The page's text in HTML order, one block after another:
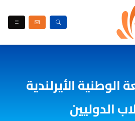
الوطنية الأيرلندية
الدوليين